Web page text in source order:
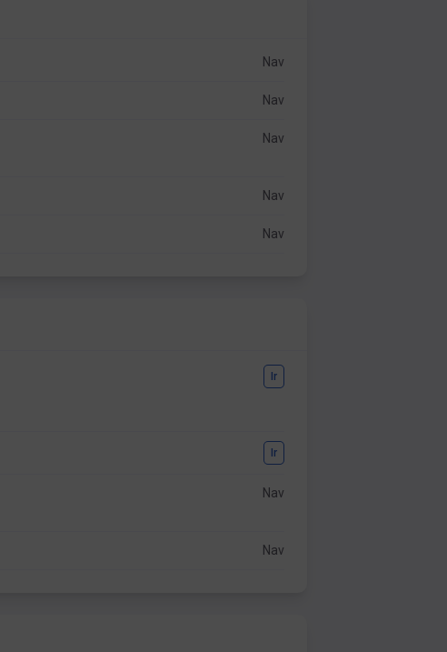
Nav
Nav
Nav
Nav
Nav
Ir
Ir
Nav
Nav